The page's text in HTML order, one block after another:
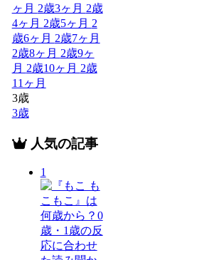
ヶ月 2歳3ヶ月 2歳
4ヶ月 2歳5ヶ月 2
歳6ヶ月 2歳7ヶ月
2歳8ヶ月 2歳9ヶ
月 2歳10ヶ月 2歳
11ヶ月
3歳
3歳
人気の記事
1